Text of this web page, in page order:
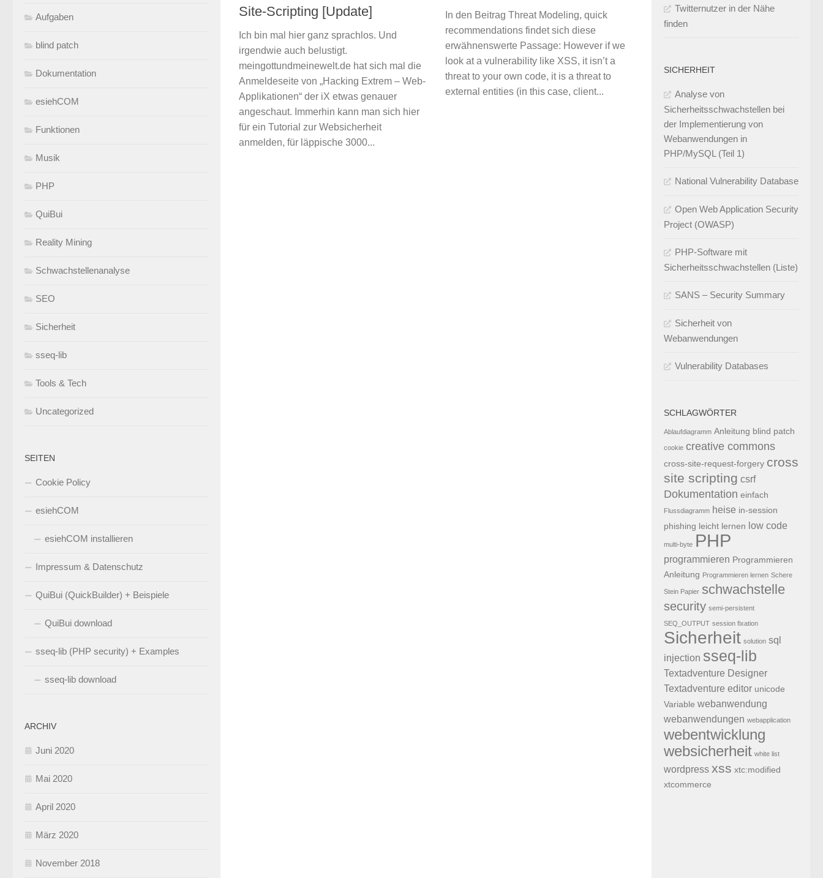
Site-Scripting [Update]
Ich bin mal hier ganz sprachlos. Und
irgendwie auch belustigt.
meingottundmeinewelt.de hat sich mal die
Anmeldeseite von „Hacking Extrem – Web-
Applikationen“ der iX etwas genauer
angeschaut. Immerhin kann man sich hier
für ein Tutorial zur Websicherheit
anmelden, für läppische 3000...
In den Beitrag Threat Modeling, quick
recommendations findet sich diese
erwähnenswerte Passage: However if we
look at a vulnerability like XSS, it isn’t a
threat to your own code, it is a threat to
external entities (in this case, client...
Aufgaben
blind patch
Dokumentation
esiehCOM
Funktionen
Musik
PHP
QuiBui
Reality Mining
Schwachstellenanalyse
SEO
Sicherheit
sseq-lib
Tools & Tech
Uncategorized
SEITEN
Cookie Policy
esiehCOM
esiehCOM installieren
Impressum & Datenschutz
QuiBui (QuickBuilder) + Beispiele
QuiBui download
sseq-lib (PHP security) + Examples
sseq-lib download
ARCHIV
Juni 2020
Mai 2020
April 2020
März 2020
November 2018
Twitternutzer in der Nähe
finden
SICHERHEIT
Analyse von
Sicherheitsschwachstellen bei
der Implementierung von
Webanwendungen in
PHP/MySQL (Teil 1)
National Vulnerability Database
Open Web Application Security
Project (OWASP)
PHP-Software mit
Sicherheitsschwachstellen (Liste)
SANS – Security Summary
Sicherheit von
Webanwendungen
Vulnerability Databases
SCHLAGWÖRTER
Ablaufdiagramm Anleitung blind patch
cookie creative commons
cross-site-request-forgery cross
site scripting csrf
Dokumentation einfach
Flussdiagramm heise in-session
phishing leicht lernen low code
multi-byte PHP
programmieren Programmieren
Anleitung Programmieren lernen Schere
Stein Papier schwachstelle
security semi-persistent
SEQ_OUTPUT session fixation
Sicherheit solution sql
injection sseq-lib
Textadventure Designer
Textadventure editor unicode
Variable webanwendung
webanwendungen webapplication
webentwicklung
websicherheit white list
wordpress xss xtc:modified
xtcommerce